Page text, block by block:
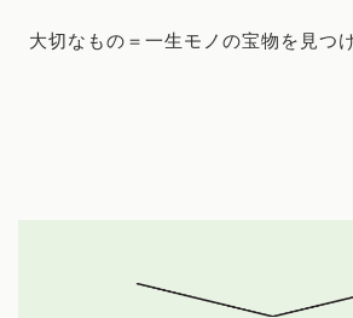
大切なもの＝一生モノの宝物を見つ